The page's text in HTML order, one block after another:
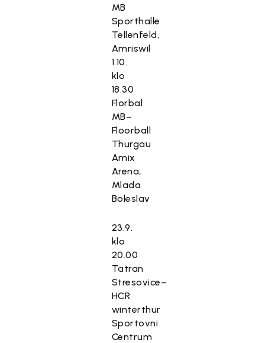
MB
Sporthalle
Tellenfeld,
Amriswil
1.10.
klo
18.30
Florbal
MB–
Floorball
Thurgau
Amix
Arena,
Mlada
Boleslav
23.9.
klo
20.00
Tatran
Stresovice–
HCR
winterthur
Sportovni
Centrum